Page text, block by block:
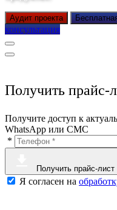
Аудит проекта
консультация
Получить прайс-
Получите доступ к
WhatsApp или СМС
*
Получить прайс-лист
Я согласен на